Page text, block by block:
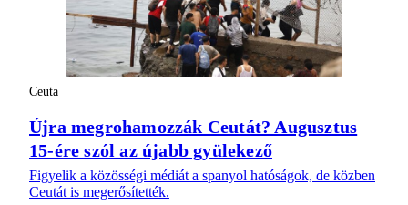
Ceuta
Újra megrohamozzák Ceutát? Augusztus
15-ére szól az újabb gyülekező
Figyelik a közösségi médiát a spanyol hatóságok, de közben
Ceutát is megerősítették.